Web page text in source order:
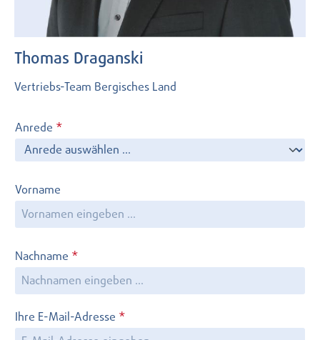
Thomas Draganski
Vertriebs-Team Bergisches Land
Anrede *
Vorname
Nachname *
Ihre E-Mail-Adresse *